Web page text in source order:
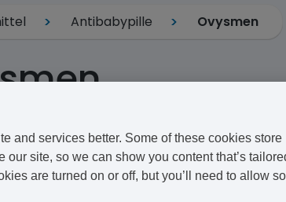
Antibabypille Ovysmen
Janssen war eine Kombinationspille. Sie enthielt
und Ethinylestradiol.
and services better. Some of these cookies store
site, so we can show you content that’s
are turned on or off, but you’ll need to allow